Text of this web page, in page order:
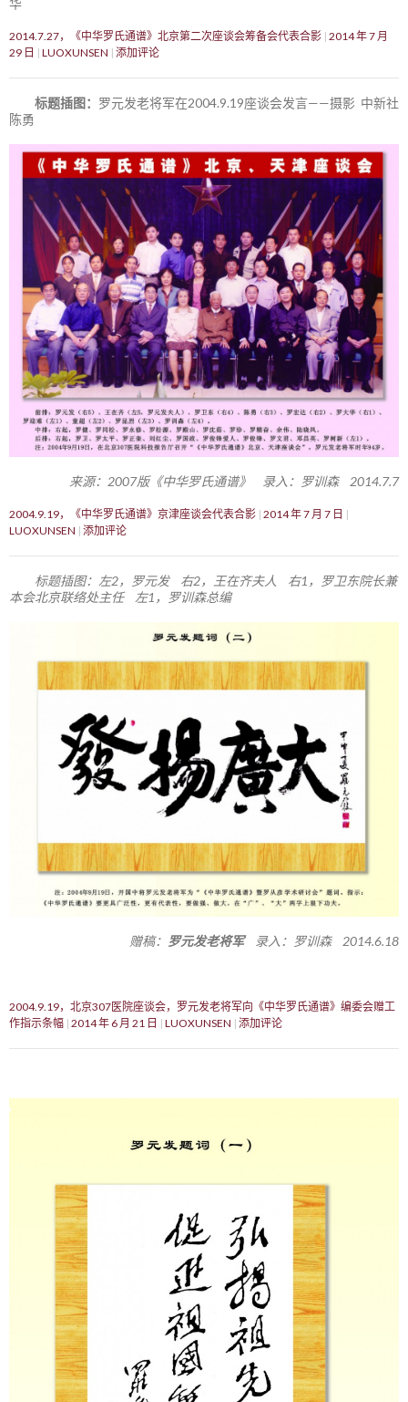
华
2014.7.27，《中华罗氏通谱》北京第二次座谈会筹备会代表合影 2014 年 7 月
29 日
LUOXUNSEN 添加评论
标题插图： 罗元发老将军在2004.9.19座谈会发言——摄影 中新社
陈勇
来源：2007版《中华罗氏通谱》 录入：罗训森 2014.7.7
2004.9.19，《中华罗氏通谱》京津座谈会代表合影 2014 年 7 月 7 日
LUOXUNSEN 添加评论
标题插图：左2，罗元发 右2，王在齐夫人 右1，罗卫东院长兼
本会北京联络处主任 左1，罗训森总编
赠稿： 罗元发老将军录入：罗训森 2014.6.18
2004.9.19，北京307医院座谈会，罗元发老将军向《中华罗氏通谱》编委会赠工
作指示条幅 2014 年 6 月 21 日 LUOXUNSEN 添加评论